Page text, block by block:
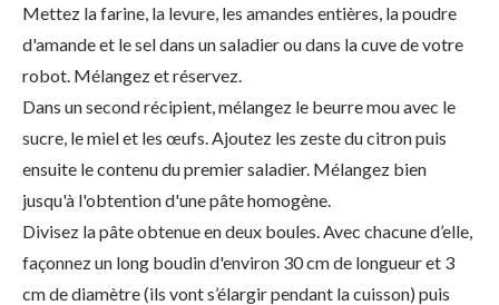
Mettez la farine, la levure, les amandes entières, la poudre
d'amande et le sel dans un saladier ou dans la cuve de votre
robot. Mélangez et réservez.
Dans un second récipient, mélangez le beurre mou avec le
sucre, le miel et les œufs. Ajoutez les zeste du citron puis
ensuite le contenu du premier saladier. Mélangez bien
jusqu'à l'obtention d'une pâte homogène.
Divisez la pâte obtenue en deux boules. Avec chacune d’elle,
façonnez un long boudin d'environ 30 cm de longueur et 3
cm de diamètre (ils vont s’élargir pendant la cuisson) puis